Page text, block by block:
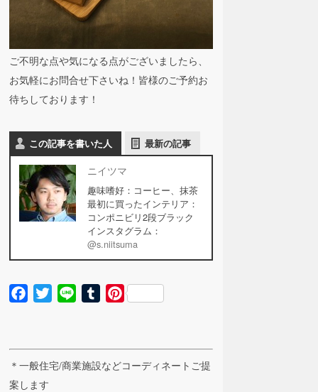
ご不明な点や気になる点がございましたら、
お気軽にお問合せ下さいね！皆様のご予約お
待ちしております！
この記事を書いた人 最新の記事
ニイツマ
趣味嗜好：コーヒー、抹茶
最初に買ったインテリア：
コンポニビリ2段ブラック
インスタグラム：
@s.niitsuma
Facebook
Twitter Line TumblrPinterest
＊一般住宅/商業施設などコーディネートご提
案します